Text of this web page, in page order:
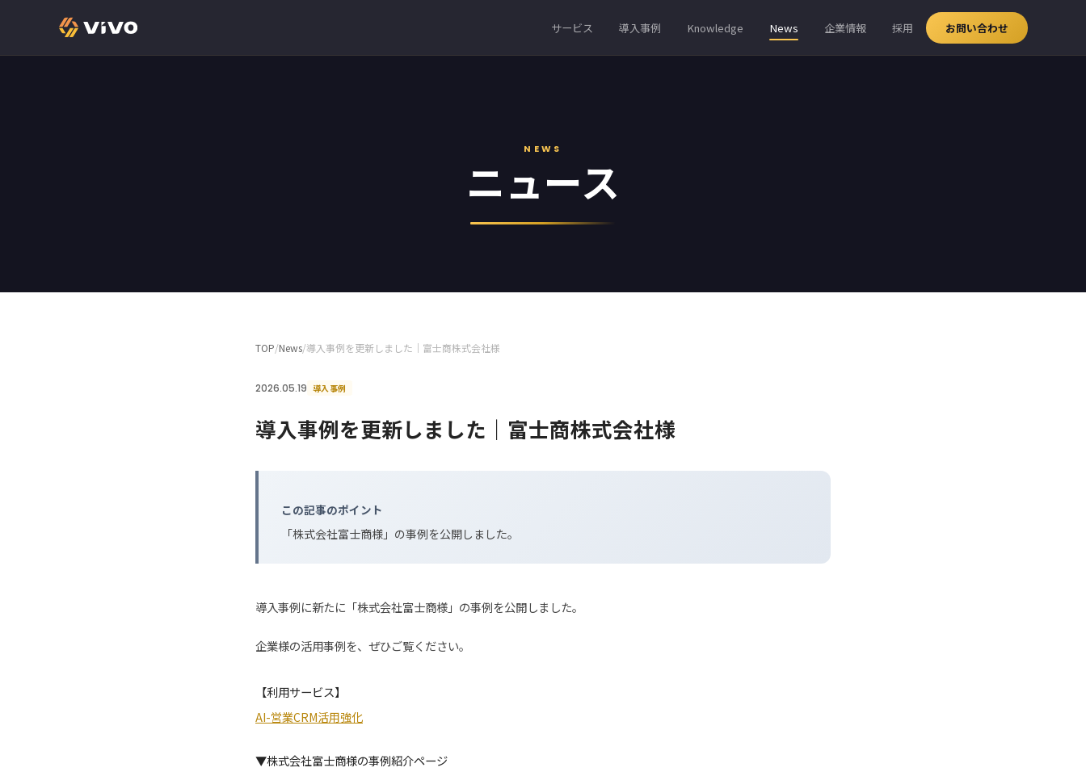
サービス 導入事例 Knowledge News 企業情報 採用 お問い合わせ
NEWS
ニュース
TOP/News/導入事例を更新しました｜富士商株式会社様
2026.05.19 導入事例
導入事例を更新しました｜富士商株式会社様
この記事のポイント
「株式会社富士商様」の事例を公開しました。
導入事例に新たに「株式会社富士商様」の事例を公開しました。
企業様の活用事例を、ぜひご覧ください。
【利用サービス】
AI-営業CRM活用強化
▼株式会社富士商様の事例紹介ページ